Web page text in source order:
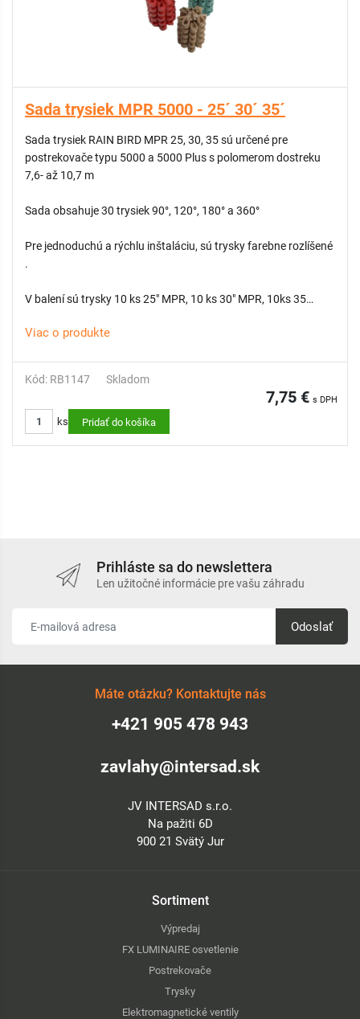
Sada trysiek MPR 5000 - 25´ 30´ 35´
Sada trysiek RAIN BIRD MPR 25, 30, 35 sú určené pre
postrekovače typu 5000 a 5000 Plus s polomerom dostreku
7,6- až 10,7 m
Sada obsahuje 30 trysiek 90°, 120°, 180° a 360°
Pre jednoduchú a rýchlu inštaláciu, sú trysky farebne rozlíšené
.
V balení sú trysky 10 ks 25" MPR, 10 ks 30" MPR, 10ks 35
Viac o produkte
Kód: RB1147 Skladom
7,75 € s DPH
ks Pridať do košíka
Prihláste sa do newslettera
Len užitočné informácie pre vašu záhradu
Odoslať
Máte otázku? Kontaktujte nás
+421 905 478 943
zavlahy@intersad.sk
JV INTERSAD s.r.o.
Na pažiti 6D
900 21 Svätý Jur
Sortiment
Výpredaj
FX LUMINAIRE osvetlenie
Postrekovače
Trysky
Elektromagnetické ventily